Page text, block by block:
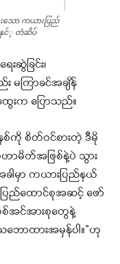
ော ကယားပြည်​
င်​့ တံဆိပ်​
ဆွဲခြင်း၊
မကြာခင်အချိန်
းက ပြောသည်။
ကို စိတ်ဝင်စားတဲ့ ဒီမို
မိတ်အဖြစ်နဲ့ပဲ သွား
ါမှာ ကယားပြည်နယ်
ြည်ထောင်စုအဆင့် ဖော်
အင်အားစုတွေနဲ့
ောထားအမှန်ပါ။”ဟု